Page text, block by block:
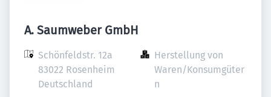
A. Saumweber GmbH
Schönfeldstr. 12a
83022 Rosenheim
Deutschland
Herstellung von
Waren/Konsumgüter
n